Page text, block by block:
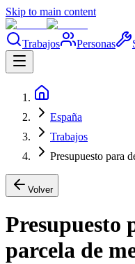
Skip to main content
Trabajos Personas
España
Trabajos
Presupuesto para
Volver
Presupuesto
parcela de